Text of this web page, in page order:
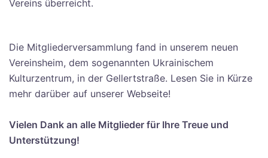
Vereins überreicht.
Die Mitgliederversammlung fand in unserem neuen
Vereinsheim, dem sogenannten Ukrainischem
Kulturzentrum, in der Gellertstraße. Lesen Sie in Kürze
mehr darüber auf unserer Webseite!
Vielen Dank an alle Mitglieder für Ihre Treue und
Unterstützung!